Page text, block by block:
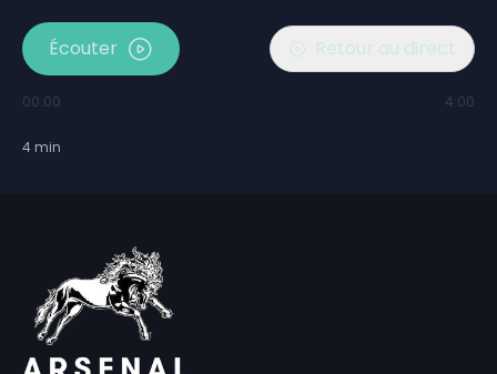
Écouter Retour au direct
00:00 4:00
4 min